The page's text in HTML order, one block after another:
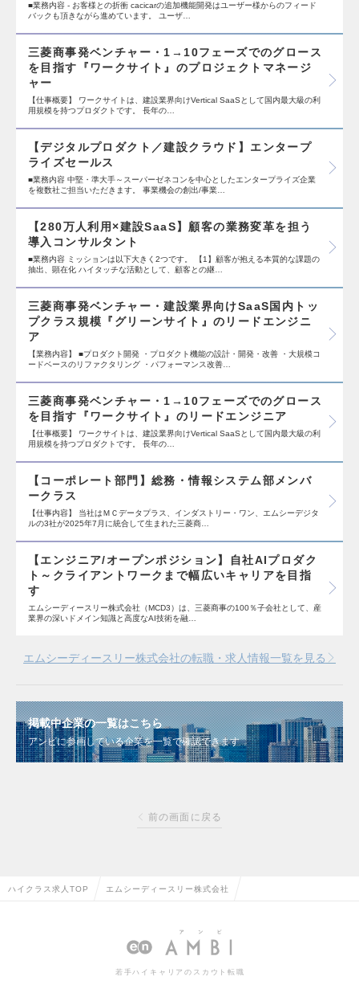
■業務内容 - お客様との折衝 cacicarの追加機能開発はユーザー様からのフィード
バックも頂きながら進めています。 ユーザ…
三菱商事発ベンチャー・1→10フェーズでのグロース
を目指す『ワークサイト』のプロジェクトマネージ
ャー
【仕事概要】 ワークサイトは、建設業界向けVertical SaaSとして国内最大級の利
用規模を持つプロダクトです。 長年の…
【デジタルプロダクト／建設クラウド】エンタープ
ライズセールス
■業務内容 中堅・準大手～スーパーゼネコンを中心としたエンタープライズ企業
を複数社ご担当いただきます。 事業機会の創出/事業…
【280万人利用×建設SaaS】顧客の業務変革を担う
導入コンサルタント
■業務内容 ミッションは以下大きく2つです。 【1】顧客が抱える本質的な課題の
抽出、顕在化 ハイタッチな活動として、顧客との継…
三菱商事発ベンチャー・建設業界向けSaaS国内トッ
プクラス規模『グリーンサイト』のリードエンジニ
ア
【業務内容】 ■プロダクト開発 ・プロダクト機能の設計・開発・改善 ・大規模コ
ードベースのリファクタリング ・パフォーマンス改善…
三菱商事発ベンチャー・1→10フェーズでのグロース
を目指す『ワークサイト』のリードエンジニア
【仕事概要】 ワークサイトは、建設業界向けVertical SaaSとして国内最大級の利
用規模を持つプロダクトです。 長年の…
【コーポレート部門】総務・情報システム部メンバ
ークラス
【仕事内容】 当社はＭＣデータプラス、インダストリー・ワン、エムシーデジタ
ルの3社が2025年7月に統合して生まれた三菱商…
【エンジニア/オープンポジション】自社AIプロダク
ト～クライアントワークまで幅広いキャリアを目指
す
エムシーディースリー株式会社（MCD3）は、三菱商事の100％子会社として、産
業界の深いドメイン知識と高度なAI技術を融…
エムシーディースリー株式会社の転職・求人情報一覧を見る
掲載中企業の一覧はこちら
アンビに参画している企業を一覧で確認できます
前の画面に戻る
ハイクラス求人TOP エムシーディースリー株式会社
若手ハイキャリアのスカウト転職